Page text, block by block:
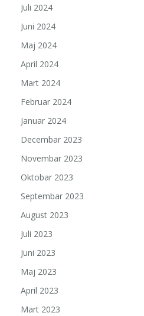
Juli 2024
Juni 2024
Maj 2024
April 2024
Mart 2024
Februar 2024
Januar 2024
Decembar 2023
Novembar 2023
Oktobar 2023
Septembar 2023
August 2023
Juli 2023
Juni 2023
Maj 2023
April 2023
Mart 2023